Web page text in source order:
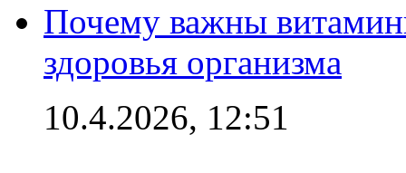
Почему важны
здоровья организма
10.4.2026, 12:51